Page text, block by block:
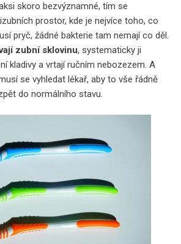
skoro bezvýznamné, tím se
prostor, kde je nejvíce toho, co
pryč, žádné bakterie tam nemají co děl.
zubní sklovinu, systematicky ji
kladivy a vrtají ručním nebozezem. A
se vyhledat lékař, aby to vše řádně
do normálního stavu.